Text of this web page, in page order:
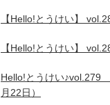
【Hello!とうけい】
【Hello!とうけい】
Hello!とうけい♪vol.279
月22日）